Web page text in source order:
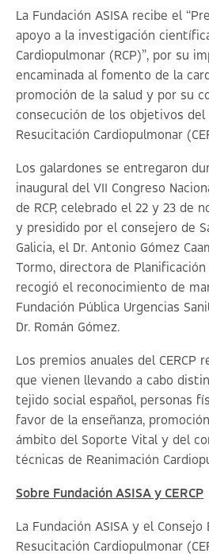
La Fundación ASISA recibe el
apoyo a la investigación
Cardiopulmonar (RCP)”, por su
encaminada al fomento de la
promoción de la salud y por su
consecución de los objetivos del
Resucitación Cardiopulmonar
Los galardones se entregaron
inaugural del VII Congreso
de RCP, celebrado el 22 y 23 de
y presidido por el consejero de
Galicia, el Dr. Antonio Gómez
Tormo, directora de Planificación
recogió el reconocimiento de
Fundación Pública Urgencias
Dr. Román Gómez.
Los premios anuales del CERCP
que vienen llevando a cabo
tejido social español, personas
favor de la enseñanza,
ámbito del Soporte Vital y del
técnicas de Reanimación
Sobre Fundación ASISA y CERCP
La Fundación ASISA y el Consejo
Resucitación Cardiopulmonar